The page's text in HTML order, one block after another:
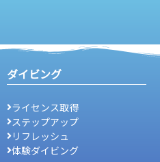
ダイビング
ライセンス取得
ステップアップ
リフレッシュ
体験ダイビング